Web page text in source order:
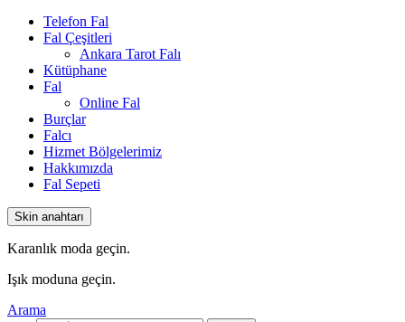
Telefon Fal
Fal Çeşitleri
Ankara Tarot Falı
Kütüphane
Fal
Online Fal
Burçlar
Falcı
Hizmet Bölgelerimiz
Hakkımızda
Fal Sepeti
Skin anahtarı
Karanlık moda geçin.
Işık moduna geçin.
Arama